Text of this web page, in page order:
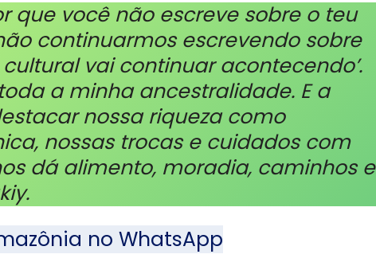
que você não escreve sobre o teu
continuarmos escrevendo sobre
vai continuar acontecendo’.
a minha ancestralidade. E a
nossa riqueza como
nossas trocas e cuidados com
dá alimento, moradia, caminhos e
no WhatsApp